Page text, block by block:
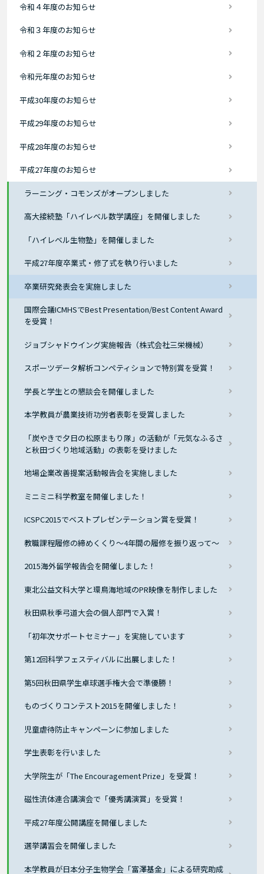
令和４年度のお知らせ
令和３年度のお知らせ
令和２年度のお知らせ
令和元年度のお知らせ
平成30年度のお知らせ
平成29年度のお知らせ
平成28年度のお知らせ
平成27年度のお知らせ
ラーニング・コモンズがオープンしました
高大接続塾「ハイレベル数学講座」を開催しました
「ハイレベル生物塾」を開催しました
平成27年度卒業式・修了式を執り行いました
卒業研究発表会を実施しました
国際会議ICMHSでBest Presentation/Best Content Award
を受賞！
ジョブシャドウイング実施報告（株式会社三栄機械）
スポーツデータ解析コンペティションで特別賞を受賞！
学長と学生との懇談会を開催しました
本学教員が農業技術功労者表彰を受賞しました
「炭やきで夕日の松原まもり隊」の活動が「元気なふるさ
と秋田づくり地域活動」の表彰を受けました
地場企業改善提案活動報告会を実施しました
ミニミニ科学教室を開催しました！
ICSPC2015でベストプレゼンテーション賞を受賞！
教職課程履修の締めくくり～4年間の履修を振り返って～
2015海外留学報告会を開催しました！
東北公益文科大学と環鳥海地域のPR映像を制作しました
秋田県秋季弓道大会の個人部門で入賞！
「初年次サポートセミナー」を実施しています
第12回科学フェスティバルに出展しました！
第5回秋田県学生卓球選手権大会で準優勝！
ものづくりコンテスト2015を開催しました！
児童虐待防止キャンペーンに参加しました
学生表彰を行いました
大学院生が「The Encouragement Prize」を受賞！
磁性流体連合講演会で「優秀講演賞」を受賞！
平成27年度公開講座を開催しました
選挙講習会を開催しました
本学教員が日本分子生物学会「富澤基金」による研究助成